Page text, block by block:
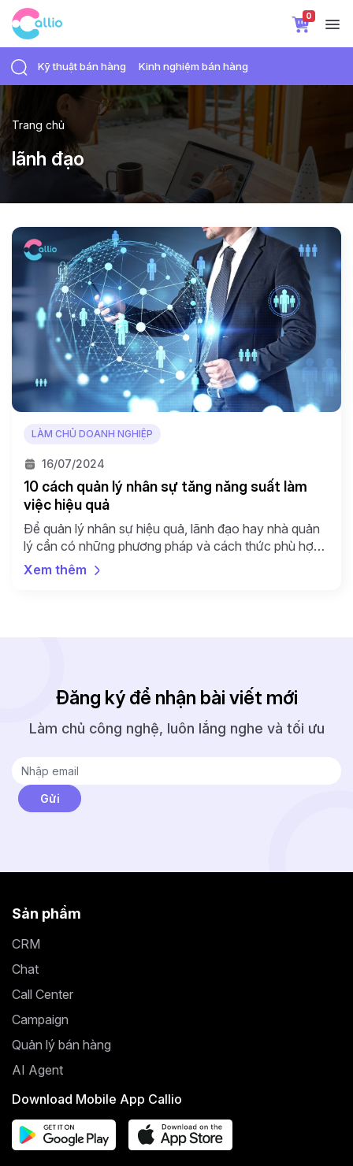
0
Kỹ thuật bán hàng Kinh nghiệm bán hàng
Trang chủ
lãnh đạo
LÀM CHỦ DOANH NGHIỆP
16/07/2024
10 cách quản lý nhân sự tăng năng suất làm
việc hiệu quả
Để quản lý nhân sự hiệu quả, lãnh đạo hay nhà quản
lý cần có những phương pháp và cách thức phù hợp.
Tuy nhiên, việc lựa chọn cách quản lý thế nào để
mang lại hiệu quả tốt nhất cho doanh nghiệp cũng là
Xem thêm
Đăng ký để nhận bài viết mới
Làm chủ công nghệ, luôn lắng nghe và tối ưu
Sản phẩm
CRM
Chat
Call Center
Campaign
Quản lý bán hàng
AI Agent
Download Mobile App Callio